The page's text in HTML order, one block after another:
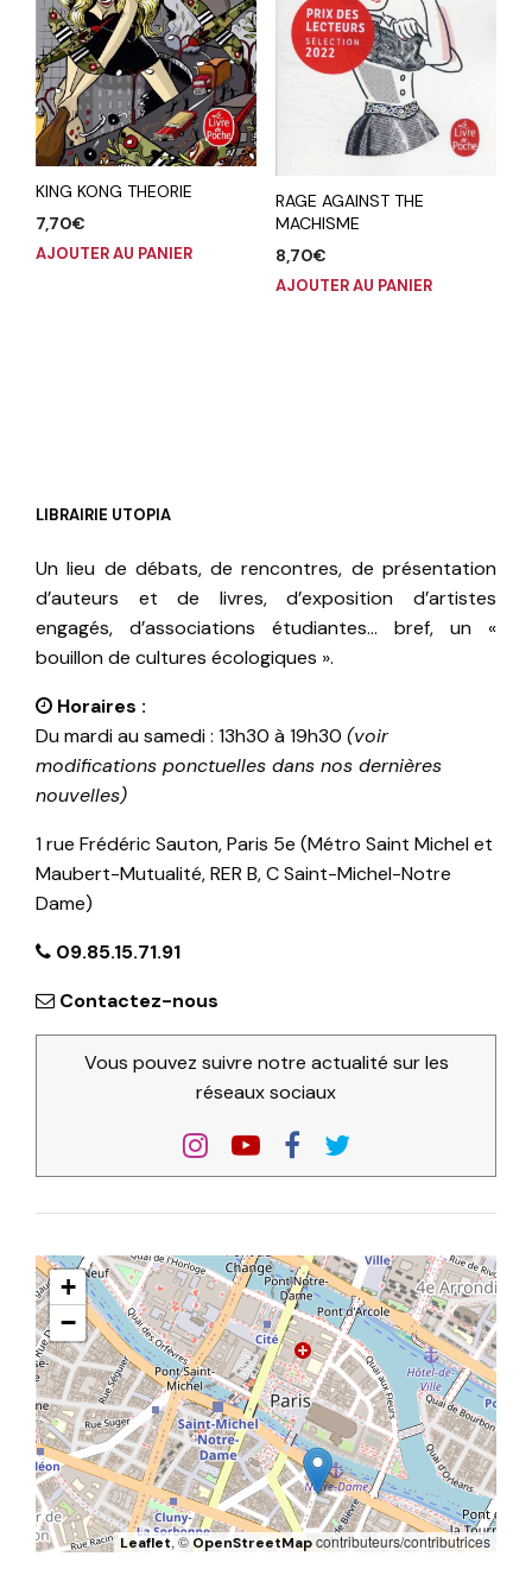
KING KONG THEORIE
7,70€
AJOUTER AU PANIER
RAGE AGAINST THE
MACHISME
8,70€
AJOUTER AU PANIER
LIBRAIRIE UTOPIA
Un lieu de débats, de rencontres, de présentation
d’auteurs et de livres, d’exposition d’artistes
engagés, d’associations étudiantes… bref, un «
bouillon de cultures écologiques ».
Horaires :
Du mardi au samedi : 13h30 à 19h30 (voir
modifications ponctuelles dans nos dernières
nouvelles)
1 rue Frédéric Sauton, Paris 5e (Métro Saint Michel et
Maubert-Mutualité, RER B, C Saint-Michel-Notre
Dame)
09.85.15.71.91
Contactez-nous
Vous pouvez suivre notre actualité sur les
réseaux sociaux
+
−
Leaflet, ©OpenStreetMapcontributeurs/contributrices